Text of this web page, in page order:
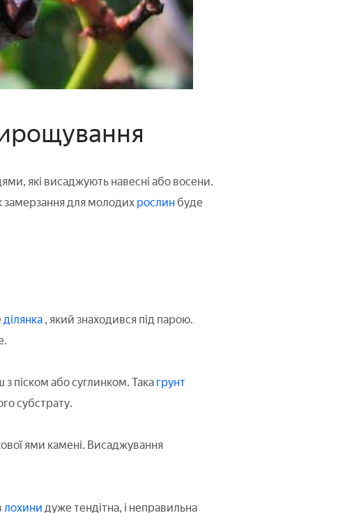
які висаджують навесні або восени.
замерзання для молодих рослин буде
ділянка , який знаходився під парою.
з піском або суглинком. Така грунт
субстрату.
ями камені. Висаджування
лохини дуже тендітна, і неправильна